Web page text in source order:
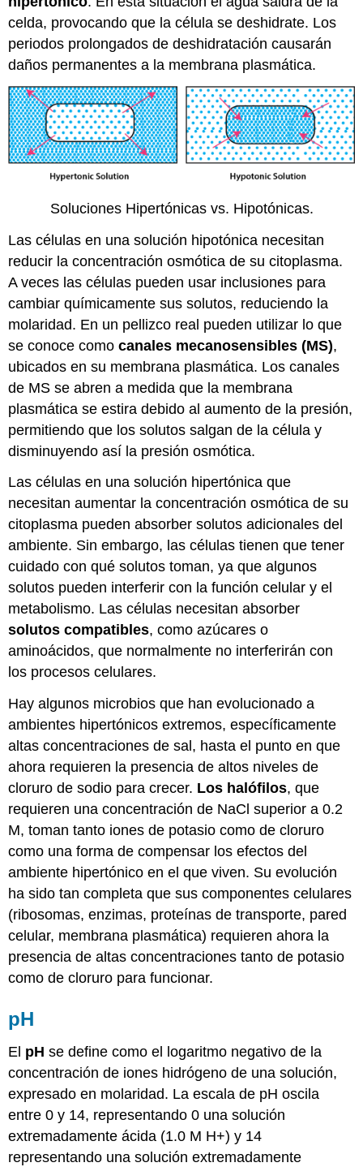
celda, provocando que la célula se deshidrate. Los
periodos prolongados de deshidratación causarán
daños permanentes a la membrana plasmática.
Soluciones Hipertónicas vs. Hipotónicas.
Las células en una solución hipotónica necesitan
reducir la concentración osmótica de su citoplasma.
A veces las células pueden usar inclusiones para
cambiar químicamente sus solutos, reduciendo la
molaridad. En un pellizco real pueden utilizar lo que
se conoce comocanales mecanosensibles (MS),
ubicados en su membrana plasmática. Los canales
de MS se abren a medida que la membrana
plasmática se estira debido al aumento de la presión,
permitiendo que los solutos salgan de la célula y
disminuyendo así la presión osmótica.
Las células en una solución hipertónica que
necesitan aumentar la concentración osmótica de su
citoplasma pueden absorber solutos adicionales del
ambiente. Sin embargo, las células tienen que tener
cuidado con qué solutos toman, ya que algunos
solutos pueden interferir con la función celular y el
metabolismo. Las células necesitan absorber
solutos compatibles, como azúcares o
aminoácidos, que normalmente no interferirán con
los procesos celulares.
Hay algunos microbios que han evolucionado a
ambientes hipertónicos extremos, específicamente
altas concentraciones de sal, hasta el punto en que
ahora requieren la presencia de altos niveles de
cloruro de sodio para crecer. Los halófilos, que
requieren una concentración de NaCl superior a 0.2
M, toman tanto iones de potasio como de cloruro
como una forma de compensar los efectos del
ambiente hipertónico en el que viven. Su evolución
ha sido tan completa que sus componentes celulares
(ribosomas, enzimas, proteínas de transporte, pared
celular, membrana plasmática) requieren ahora la
presencia de altas concentraciones tanto de potasio
como de cloruro para funcionar.
pH
El pH se define como el logaritmo negativo de la
concentración de iones hidrógeno de una solución,
expresado en molaridad. La escala de pH oscila
entre 0 y 14, representando 0 una solución
extremadamente ácida (1.0 M H+) y 14
representando una solución extremadamente